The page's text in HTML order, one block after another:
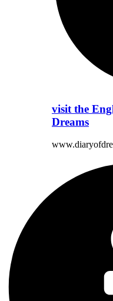
visit the
Dreams